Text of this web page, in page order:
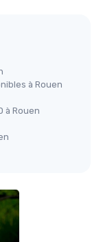
à Rouen
à Rouen